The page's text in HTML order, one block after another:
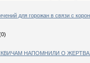
для горожан в связи с
НАПОМНИЛИ О